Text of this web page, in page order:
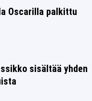
Oscarilla palkittu
sisältää yhden